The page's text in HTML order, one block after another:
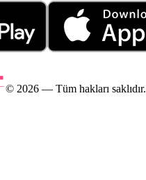
© 2026 — Tüm hakları saklıdır.